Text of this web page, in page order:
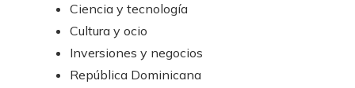
Ciencia y tecnología
Cultura y ocio
Inversiones y negocios
República Dominicana